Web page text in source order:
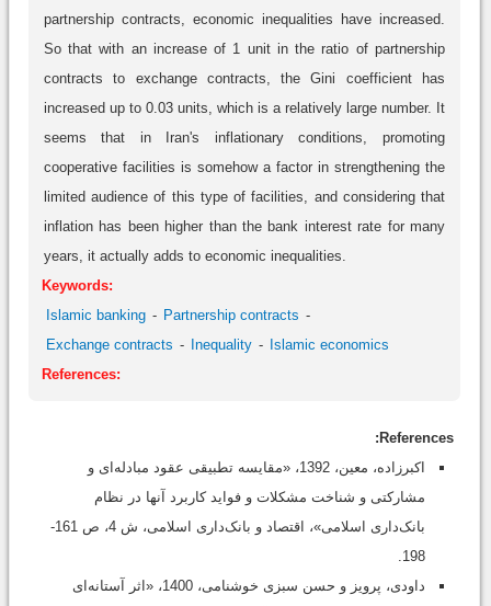
partnership contracts, economic inequalities have increased.
So that with an increase of 1 unit in the ratio of partnership
contracts to exchange contracts, the Gini coefficient has
increased up to 0.03 units, which is a relatively large number. It
seems that in Iran's inflationary conditions, promoting
cooperative facilities is somehow a factor in strengthening the
limited audience of this type of facilities, and considering that
inflation has been higher than the bank interest rate for many
years, it actually adds to economic inequalities.
Keywords:
Islamic banking
Partnership contracts
Exchange contracts
Inequality
Islamic economics
References:
References:
اکبرزاده، معین، 1392، «مقایسه تطبیقی عقود مبادله‌ای و
مشارکتی و شناخت مشکلات و فواید کاربرد آنها در نظام
بانک‌داری اسلامی»، اقتصاد و بانک‌داری اسلامی، ش 4، ص 161-
198.
داودی، پرویز و حسن سبزی خوشنامی، 1400، «اثر آستانه‌‌ای